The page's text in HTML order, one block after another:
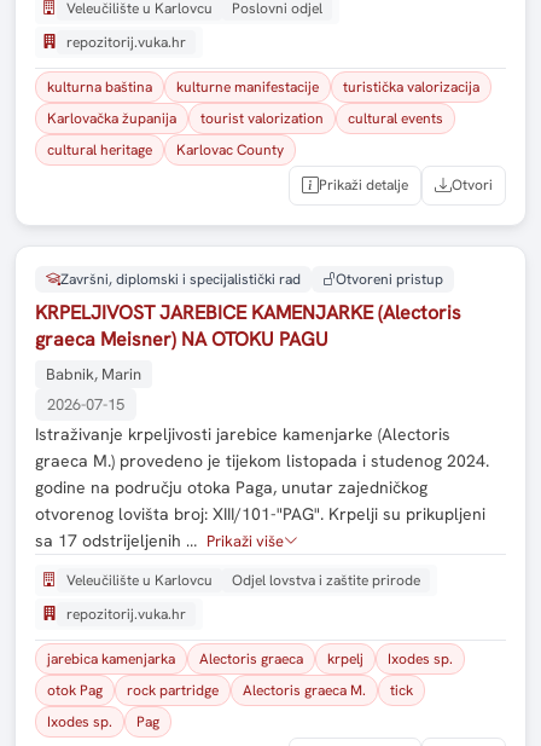
Veleučilište u Karlovcu
Poslovni odjel
repozitorij.vuka.hr
kulturna baština kulturne manifestacije
turistička valorizacija
Karlovačka županija
tourist valorization
cultural events
cultural heritage
Karlovac County
Prikaži detalje
Otvori
Završni, diplomski i specijalistički rad Otvoreni pristup
KRPELJIVOST JAREBICE KAMENJARKE (Alectoris
graeca Meisner) NA OTOKU PAGU
Babnik, Marin
2026-07-15
Istraživanje krpeljivosti jarebice kamenjarke (Alectoris
graeca M.) provedeno je tijekom listopada i studenog 2024.
godine na području otoka Paga, unutar zajedničkog
otvorenog lovišta broj: XIII/101-"PAG". Krpelji su prikupljeni
sa 17 odstrijeljenih … Prikaži više
Veleučilište u Karlovcu
Odjel lovstva i zaštite prirode
repozitorij.vuka.hr
jarebica kamenjarka Alectoris graeca krpelj
Ixodes sp.
otok Pag
rock partridge Alectoris graeca M.
tick
Ixodes sp.
Pag